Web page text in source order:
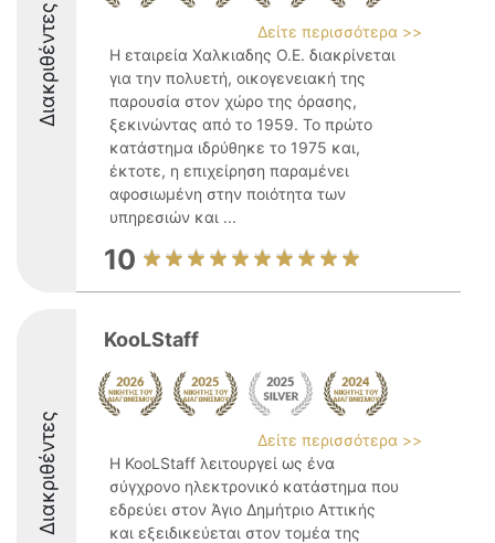
Διακριθέντες
Δείτε περισσότερα >>
Η εταιρεία Χαλκιαδης Ο.Ε. διακρίνεται
για την πολυετή, οικογενειακή της
παρουσία στον χώρο της όρασης,
ξεκινώντας από το 1959. Το πρώτο
κατάστημα ιδρύθηκε το 1975 και,
έκτοτε, η επιχείρηση παραμένει
αφοσιωμένη στην ποιότητα των
υπηρεσιών και ...
10
Διακριθέντες
KooLStaff
Δείτε περισσότερα >>
Η KooLStaff λειτουργεί ως ένα
σύγχρονο ηλεκτρονικό κατάστημα που
εδρεύει στον Άγιο Δημήτριο Αττικής
και εξειδικεύεται στον τομέα της